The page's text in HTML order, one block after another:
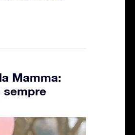
Mamma:
sempre